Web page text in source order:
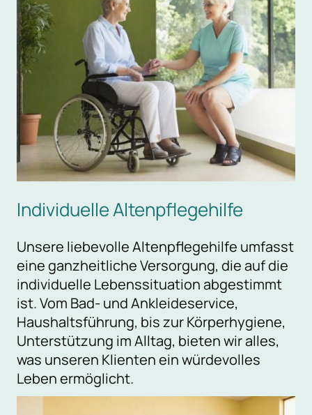
Individuelle Altenpflegehilfe
Unsere liebevolle Altenpflegehilfe umfasst
eine ganzheitliche Versorgung, die auf die
individuelle Lebenssituation abgestimmt
ist. Vom Bad- und Ankleideservice,
Haushaltsführung, bis zur Körperhygiene,
Unterstützung im Alltag, bieten wir alles,
was unseren Klienten ein würdevolles
Leben ermöglicht.